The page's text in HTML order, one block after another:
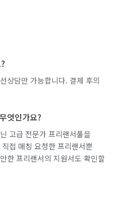
상담만 가능합니다. 결제 후의
엇인가요?
고급 전문가 프리랜서풀을
접 매칭 요청한 프리랜서뿐
한 프리랜서의 지원서도 확인할